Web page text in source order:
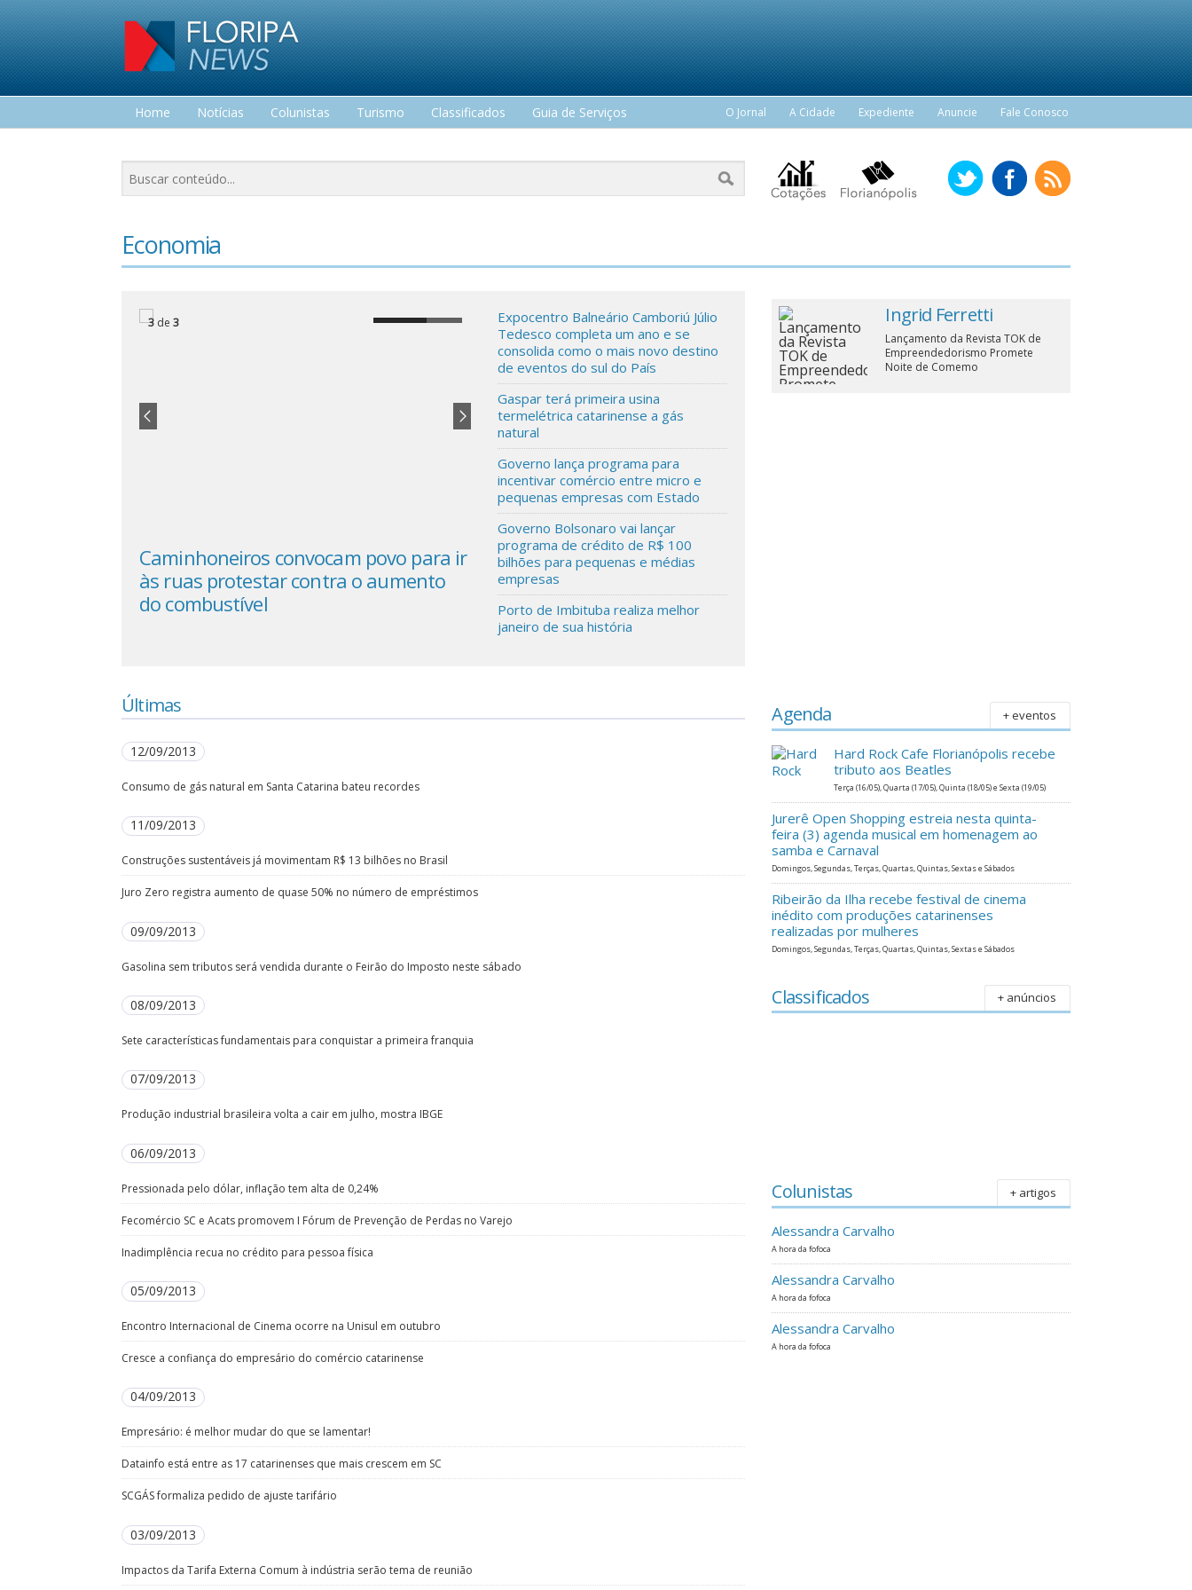
Home Notícias Colunistas Turismo Classificados
Guia de Serviços
O Jornal A Cidade Expediente Anuncie Fale Conosco
Economia
Caminhoneiros convocam povo para ir
às ruas protestar contra o aumento
do combustível
Agrishow 2023
3 de3
Expocentro Balneário Camboriú Júlio
Tedesco completa um ano e se
consolida como o mais novo destino
de eventos do sul do País
Gaspar terá primeira usina
termelétrica catarinense a gás
natural
Governo lança programa para
incentivar comércio entre micro e
pequenas empresas com Estado
Governo Bolsonaro vai lançar
programa de crédito de R$ 100
bilhões para pequenas e médias
empresas
Porto de Imbituba realiza melhor
janeiro de sua história
Ingrid Ferretti
Lançamento da Revista TOK de
Empreendedorismo Promete
Noite de Comemo
Últimas
12/09/2013
Consumo de gás natural em Santa Catarina bateu recordes
11/09/2013
Construções sustentáveis já movimentam R$ 13 bilhões no Brasil
Juro Zero registra aumento de quase 50% no número de empréstimos
09/09/2013
Gasolina sem tributos será vendida durante o Feirão do Imposto neste sábado
08/09/2013
Sete características fundamentais para conquistar a primeira franquia
07/09/2013
Produção industrial brasileira volta a cair em julho, mostra IBGE
06/09/2013
Pressionada pelo dólar, inflação tem alta de 0,24%
Fecomércio SC e Acats promovem I Fórum de Prevenção de Perdas no Varejo
Inadimplência recua no crédito para pessoa física
05/09/2013
Encontro Internacional de Cinema ocorre na Unisul em outubro
Cresce a confiança do empresário do comércio catarinense
04/09/2013
Empresário: é melhor mudar do que se lamentar!
Datainfo está entre as 17 catarinenses que mais crescem em SC
SCGÁS formaliza pedido de ajuste tarifário
03/09/2013
Impactos da Tarifa Externa Comum à indústria serão tema de reunião
Agenda + eventos
Hard Rock Cafe Florianópolis recebe
tributo aos Beatles
Terça (16/05), Quarta (17/05), Quinta (18/05) e Sexta (19/05)
Jurerê Open Shopping estreia nesta quinta-
feira (3) agenda musical em homenagem ao
samba e Carnaval
Domingos, Segundas, Terças, Quartas, Quintas, Sextas e Sábados
Ribeirão da Ilha recebe festival de cinema
inédito com produções catarinenses
realizadas por mulheres
Domingos, Segundas, Terças, Quartas, Quintas, Sextas e Sábados
Classificados + anúncios
Colunistas + artigos
Alessandra Carvalho
A hora da fofoca
Alessandra Carvalho
A hora da fofoca
Alessandra Carvalho
A hora da fofoca